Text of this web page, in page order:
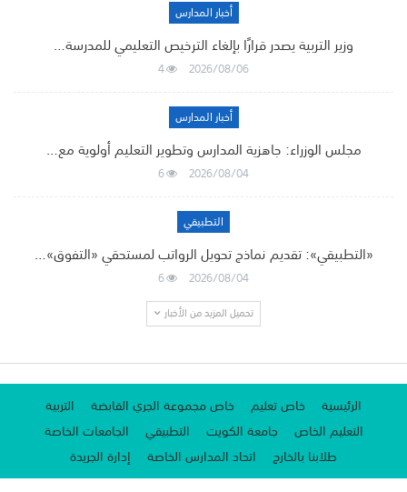
أخبار المدارس
وزير التربية يصدر قرارًا بإلغاء الترخيص التعليمي للمدرسة…
2026/08/06
4
أخبار المدارس
مجلس الوزراء: جاهزية المدارس وتطوير التعليم أولوية مع…
2026/08/04
6
التطبيقي
«التطبيقي»: تقديم نماذج تحويل الرواتب لمستحقي «التفوق»…
2026/08/04
6
تحميل المزيد من الأخبار
الرئيسية خاص تعليم خاص مجموعة الجري القابضة
التربية
التعليم الخاص
جامعة الكويت التطبيقي
الجامعات الخاصة
طلابنا بالخارج
اتحاد المدارس الخاصة إدارة الجريدة